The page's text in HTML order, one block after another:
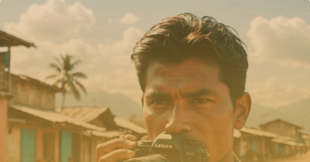
des experts
11 août 2025